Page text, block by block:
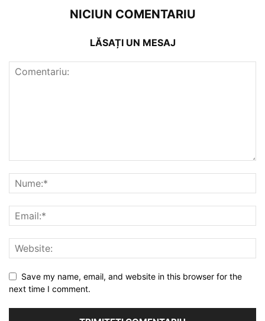
NICIUN COMENTARIU
LĂSAȚI UN MESAJ
Save my name, email, and website in this browser for the
next time I comment.